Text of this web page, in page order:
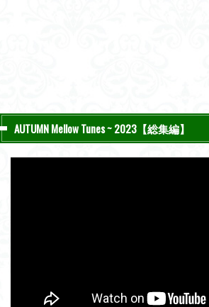
AUTUMN Mellow Tunes ~ 2023【総集編】